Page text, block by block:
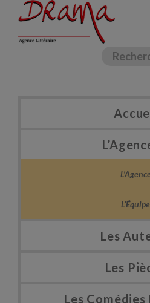
L’Équipe
Les
Les
Les Comédies